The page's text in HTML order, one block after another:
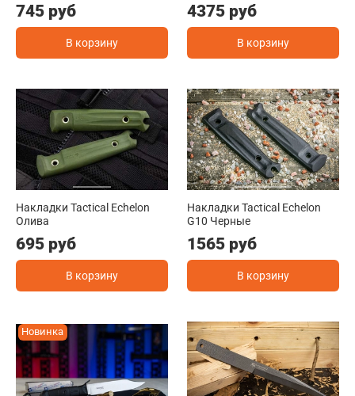
745 руб
В корзину
4375 руб
В корзину
Накладки Tactical Echelon
Олива
695 руб
В корзину
Накладки Tactical Echelon
G10 Черные
1565 руб
В корзину
Новинка